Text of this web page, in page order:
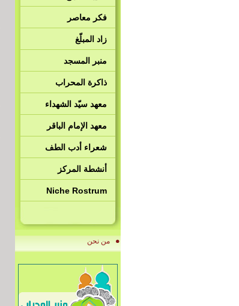
فكر معاصر
زاد المبلّغ
منبر المسجد
ذاكرة المحراب
معهد سيّد الشهداء
معهد الإمام الباقر
شعراء أدب الطف
أنشطة المركز
Niche Rostrum
من نحن